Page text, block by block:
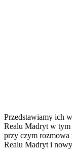
Przedstawiamy ich
Realu Madryt w tym
przy czym rozmowa
Realu Madryt i